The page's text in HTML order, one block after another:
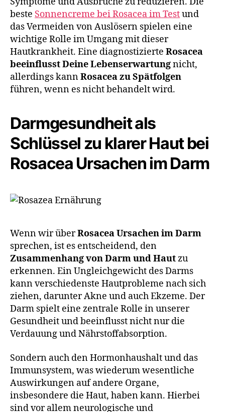
beste Sonnencreme bei Rosacea im Testund
das Vermeiden von Auslösern spielen eine
wichtige Rolle im Umgang mit dieser
Hautkrankheit. Eine diagnostizierte Rosacea
beeinflusst Deine Lebenserwartungnicht,
allerdings kannRosacea zu Spätfolgen
führen, wenn es nicht behandelt wird.
Darmgesundheit als
Schlüssel zu klarer Haut bei
Rosacea Ursachen im Darm
Wenn wir überRosacea Ursachen im Darm
sprechen, ist es entscheidend, den
Zusammenhang von Darm und Hautzu
erkennen. Ein Ungleichgewicht des Darms
kann verschiedenste Hautprobleme nach sich
ziehen, darunter Akne und auch Ekzeme. Der
Darm spielt eine zentrale Rolle in unserer
Gesundheit und beeinflusst nicht nur die
Verdauung und Nährstoffabsorption.
Sondern auch den Hormonhaushalt und das
Immunsystem, was wiederum wesentliche
Auswirkungen auf andere Organe,
insbesondere die Haut, haben kann. Hierbei
sind vor allem neurologische und